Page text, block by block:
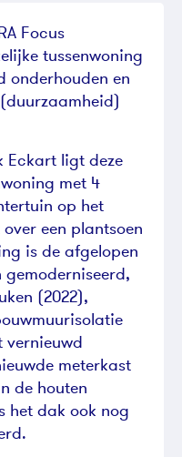
Focus
tussenwoning
onderhouden en
Eckart ligt deze
met 4
op het
een plantsoen
is de afgelopen
(2022),
vernieuwd
meterkast
de houten
het dak ook nog